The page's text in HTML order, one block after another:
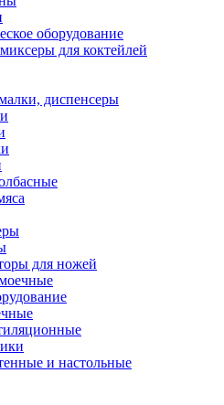
оборудование
для коктейлей
диспенсеры
для ножей
и настольные